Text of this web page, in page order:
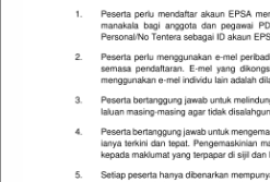
Langkau ModernLMS About (Text
Dapatkan Manual